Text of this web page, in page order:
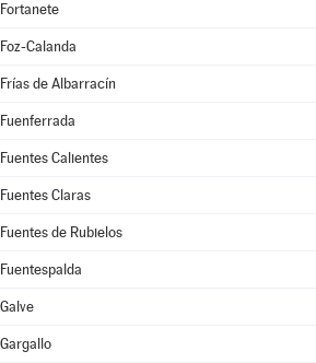
Fortanete
Foz-Calanda
Frías de Albarracín
Fuenferrada
Fuentes Calientes
Fuentes Claras
Fuentes de Rubielos
Fuentespalda
Galve
Gargallo